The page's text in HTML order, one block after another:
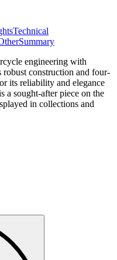
Technical
Summary
engineering with
construction and four-
its reliability and elegance
a sought-after piece on the
in collections and